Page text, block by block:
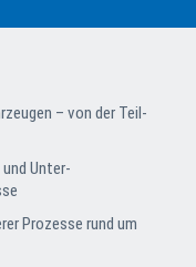
– von der Teil-
und Unter­
Pro­zes­se rund um